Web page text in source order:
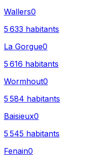
Wallers0
5 633 habitants
La Gorgue0
5 616 habitants
Wormhout0
5 584 habitants
Baisieux0
5 545 habitants
Fenain0